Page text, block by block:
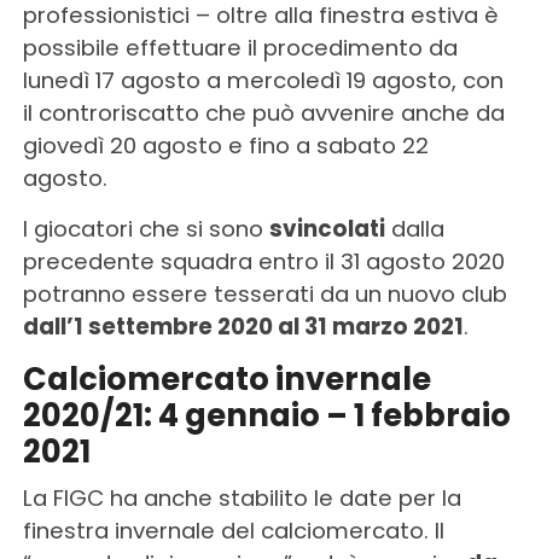
professionistici – oltre alla finestra estiva è
possibile effettuare il procedimento da
lunedì 17 agosto a mercoledì 19 agosto, con
il controriscatto che può avvenire anche da
giovedì 20 agosto e fino a sabato 22
agosto.
I giocatori che si sono svincolatidalla
precedente squadra entro il 31 agosto 2020
potranno essere tesserati da un nuovo club
dall’1 settembre 2020 al 31 marzo 2021.
Calciomercato invernale
2020/21: 4 gennaio – 1 febbraio
2021
La FIGC ha anche stabilito le date per la
finestra invernale del calciomercato. Il